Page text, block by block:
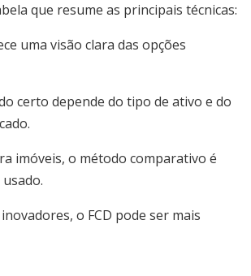
que resume as principais técnicas:
uma visão clara das opções
certo depende do tipo de ativo e do
imóveis, o método comparativo é
o FCD pode ser mais